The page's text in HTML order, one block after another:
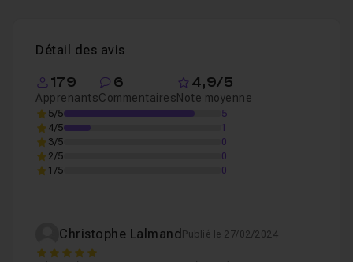
Leçon 2 Les préparatifs 03m14
Leçon 3 09m13
Détail des avis
179
Apprenants
6
Commentaires
4,9/5
Note moyenne
5/5
5
4/5
1
3/5
0
2/5
0
1/5
0
Christophe Lalmand Publié le 27/02/2024
5